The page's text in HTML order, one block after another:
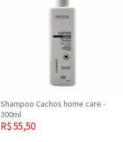
Shampoo Cachos home care -
300ml
R$ 55,50